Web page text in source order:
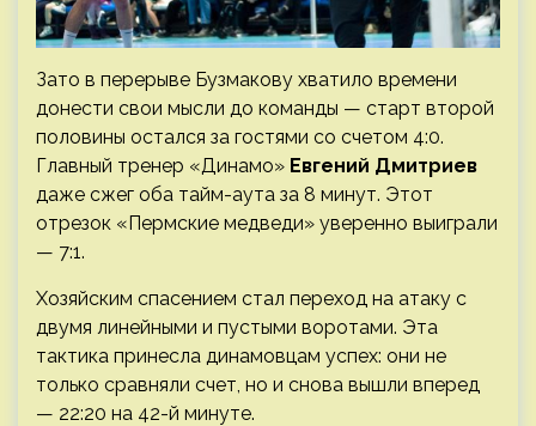
Зато в перерыве Бузмакову хватило времени
донести свои мысли до команды — старт второй
половины остался за гостями со счетом 4:0.
Главный тренер «Динамо» Евгений Дмитриев
даже сжег оба тайм-аута за 8 минут. Этот
отрезок «Пермские медведи» уверенно выиграли
— 7:1.
Хозяйским спасением стал переход на атаку с
двумя линейными и пустыми воротами. Эта
тактика принесла динамовцам успех: они не
только сравняли счет, но и снова вышли вперед
— 22:20 на 42-й минуте.